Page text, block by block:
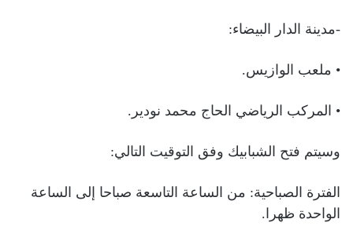
-مدينة الدار البيضاء:
• ملعب الوازيس.
• المركب الرياضي الحاج محمد نودير.
وسيتم فتح الشبابيك وفق التوقيت التالي:
الفترة الصباحية: من الساعة التاسعة صباحا إلى الساعة
الواحدة ظهرا.